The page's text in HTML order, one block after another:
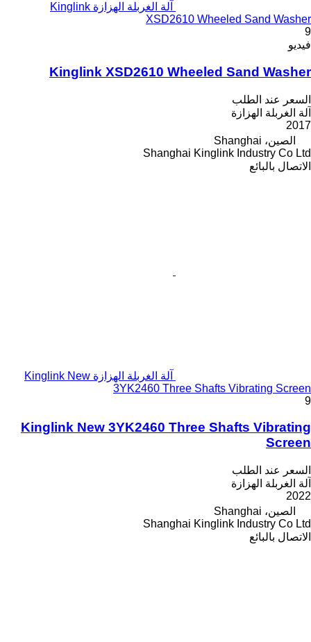
آلة الغربلة الهزازة Kinglink
XSD2610 Wheeled Sand Washer
9
فيديو
Kinglink XSD2610 Wheeled Sand Washer
السعر عند الطلب
آلة الغربلة الهزازة
2017
الصين، Shanghai
Shanghai Kinglink Industry Co Ltd
الاتصال بالبائع
آلة الغربلة الهزازة Kinglink New
3YK2460 Three Shafts Vibrating Screen
9
Kinglink New 3YK2460 Three Shafts Vibrating
Screen
السعر عند الطلب
آلة الغربلة الهزازة
2022
الصين، Shanghai
Shanghai Kinglink Industry Co Ltd
الاتصال بالبائع